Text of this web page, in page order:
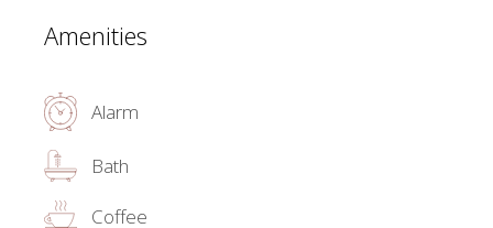
Amenities
Alarm
Bath
Coffee